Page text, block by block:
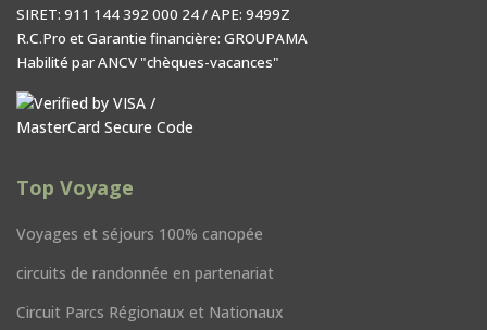
SIRET: 911 144 392 000 24 / APE: 9499Z
R.C.Pro et Garantie financière: GROUPAMA
Habilité par ANCV "chèques-vacances"
Top Voyage
Voyages et séjours 100% canopée
circuits de randonnée en partenariat
Circuit Parcs Régionaux et Nationaux